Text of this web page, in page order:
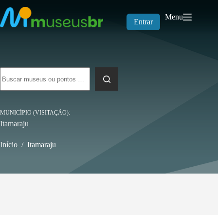
para
o
conteúdo
Entrar
Menu
resultados
MUNICÍPIO (VISITAÇÃO)
Itamaraju
Início / Itamaraju